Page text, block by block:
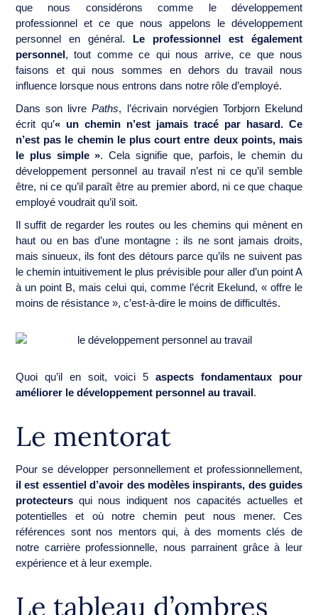
que nous considérons comme le développement
professionnel et ce que nous appelons le développement
personnel en général. Le professionnel est également
personnel, tout comme ce qui nous arrive, ce que nous
faisons et qui nous sommes en dehors du travail nous
influence lorsque nous entrons dans notre rôle d’employé.
Dans son livrePaths, l’écrivain norvégien Torbjorn Ekelund
écrit qu’« un chemin n’est jamais tracé par hasard. Ce
n’est pas le chemin le plus court entre deux points, mais
le plus simple ». Cela signifie que, parfois, le chemin du
développement personnel au travail n’est ni ce qu’il semble
être, ni ce qu’il paraît être au premier abord, ni ce que chaque
employé voudrait qu’il soit.
Il suffit de regarder les routes ou les chemins qui mènent en
haut ou en bas d’une montagne : ils ne sont jamais droits,
mais sinueux, ils font des détours parce qu’ils ne suivent pas
le chemin intuitivement le plus prévisible pour aller d’un point A
à un point B, mais celui qui, comme l’écrit Ekelund, « offre le
moins de résistance », c’est-à-dire le moins de difficultés.
Quoi qu’il en soit, voici 5 aspects fondamentaux pour
améliorer le développement personnel au travail.
Le mentorat
Pour se développer personnellement et professionnellement,
il est essentiel d’avoir des modèles inspirants, des guides
protecteursqui nous indiquent nos capacités actuelles et
potentielles et où notre chemin peut nous mener. Ces
références sont nos mentors qui, à des moments clés de
notre carrière professionnelle, nous parrainent grâce à leur
expérience et à leur exemple.
Le tableau d’ombres